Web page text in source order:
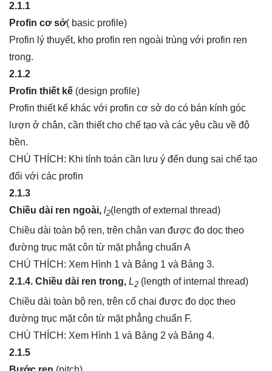
2.1.1
Profin cơ sở( basic profile)
Profin lý thuyết, kho profin ren ngoài trùng với profin ren
trong.
2.1.2
Profin thiết kế (design profile)
Profin thiết kế khác với profin cơ sở do có bán kính góc
lượn ở chân, cần thiết cho chế tạo và các yêu cầu về độ
bền.
CHÚ THÍCH: Khi tính toán cần lưu ý đến dung sai chế tạo
đối với các profin
2.1.3
Chiều dài ren ngoài, l2(length of external thread)
Chiều dài toàn bộ ren, trên chân van được đo dọc theo
đường trục mặt côn từ mặt phẳng chuẩn A
CHÚ THÍCH: Xem Hình 1 và Bảng 1 và Bảng 3.
2.1.4. Chiều dài ren trong, L2 (length of internal thread)
Chiều dài toàn bộ ren, trên cổ chai được đo dọc theo
đường trục mặt côn từ mặt phẳng chuẩn F.
CHÚ THÍCH: Xem Hình 1 và Bảng 2 và Bảng 4.
2.1.5